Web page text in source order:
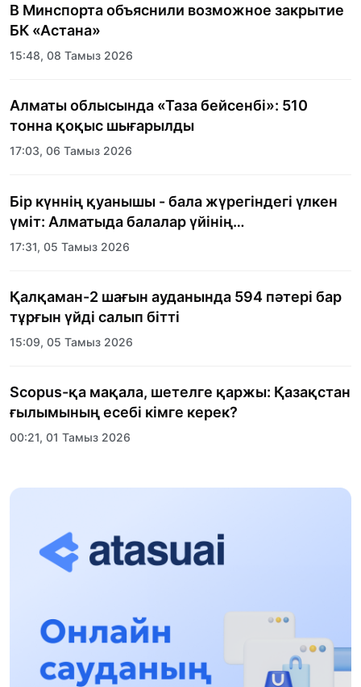
В Минспорта объяснили возможное закрытие
БК «Астана»
15:48, 08 Тамыз 2026
Алматы облысында «Таза бейсенбі»: 510
тонна қоқыс шығарылды
17:03, 06 Тамыз 2026
Бір күннің қуанышы - бала жүрегіндегі үлкен
үміт: Алматыда балалар үйінің
тәрбиеленушілеріне мерекелік күн
17:31, 05 Тамыз 2026
Қалқаман-2 шағын ауданында 594 пәтері бар
тұрғын үйді салып бітті
15:09, 05 Тамыз 2026
Scopus-қа мақала, шетелге қаржы: Қазақстан
ғылымының есебі кімге керек?
00:21, 01 Тамыз 2026
«Заң керуені» жобасы: Абай облысында
17:31, 31 Шілде 2026
13:13, 30 Шілде 2026
Асхат Асылбеков: Күшті билікке күшті